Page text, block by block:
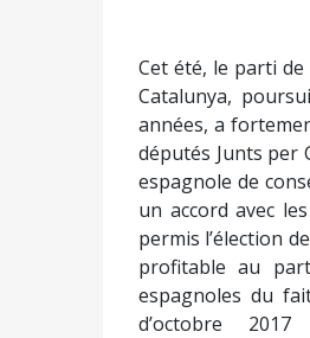
Cet été, le parti de
Catalunya,
années, a
députés Junts per
espagnole de
un accord avec
permis l’élection
profitable au
espagnoles du
d’octobre